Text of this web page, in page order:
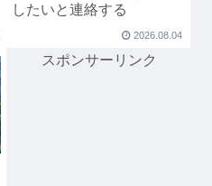
したいと連絡する
2026.08.04
スポンサーリンク